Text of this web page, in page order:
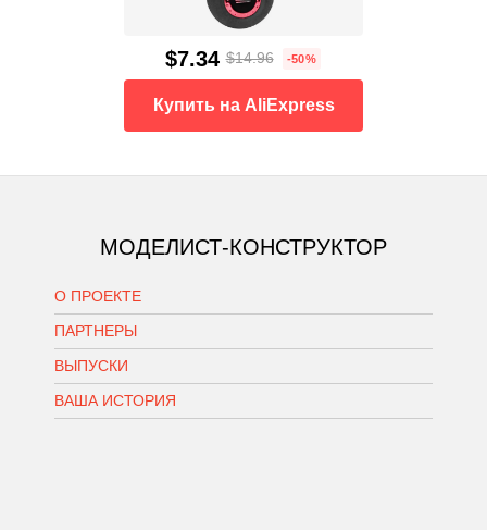
$7.34 $14.96 -50%
Купить на AliExpress
МОДЕЛИСТ-КОНСТРУКТОР
О ПРОЕКТЕ
ПАРТНЕРЫ
ВЫПУСКИ
ВАША ИСТОРИЯ